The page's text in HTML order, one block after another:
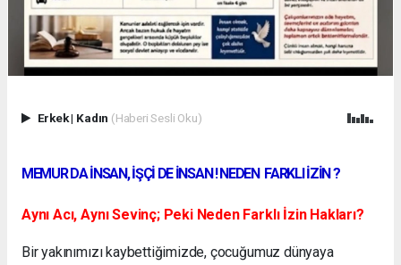
Erkek| Kadın (Haberi Sesli Oku)
MEMUR DA İNSAN, İŞÇİ DE İNSAN ! NEDEN FARKLI İZİN ?
Aynı Acı, Aynı Sevinç; Peki Neden Farklı İzin Hakları?
Bir yakınımızı kaybettiğimizde, çocuğumuz dünyaya